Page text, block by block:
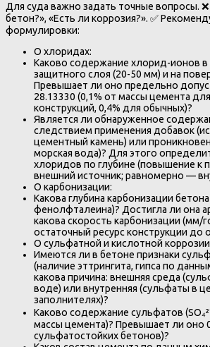
Для суда важно задать точные вопросы.
бетон?», «Есть ли коррозия?». ✅
формулировки:
О хлоридах:
Каково содержание хлорид-ионов в
защитного слоя (20-50 мм) и на
Превышает ли оно предельно
28.13330 (0,1% от массы цемента
конструкций, 0,4% для обычных)?
Является ли обнаруженное
следствием применения добавок
цементный камень) или
морская вода)? Для этого
хлоридов по глубине (повышение к
внешний источник; равномерно —
О карбонизации:
Какова глубина карбонизации
фенолфталеина)? Достигла ли она
какова скорость карбонизации (мм/
остаточный ресурс конструкции до
О сульфатной и кислотной
Имеются ли в бетоне признаки
(наличие эттрингита, гипса по
какова причина: внешняя среда
воде) или внутренняя (сульфаты в
заполнителях)?
Каково содержание сульфатов
массы цемента)? Превышает ли оно
сульфатостойких бетонов)?